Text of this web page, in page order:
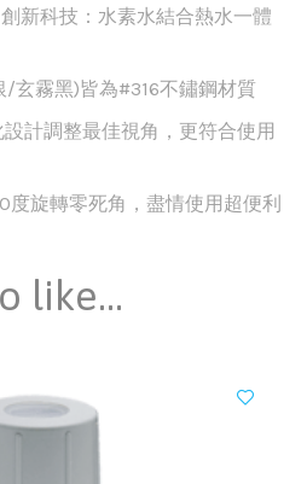
新科技：水素水結合熱水一體
玄霧黑)皆為#316不鏽鋼材質
計調整最佳視角，更符合使用
旋轉零死角，盡情使用超便利
like…